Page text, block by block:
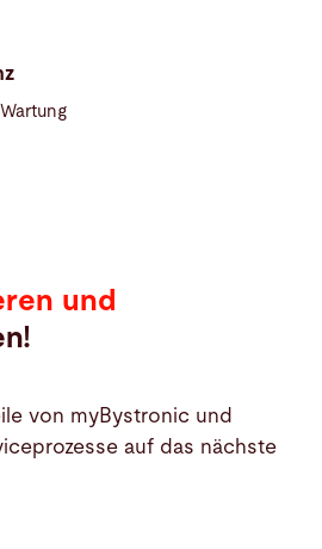
und
von myBystronic und
auf das nächste